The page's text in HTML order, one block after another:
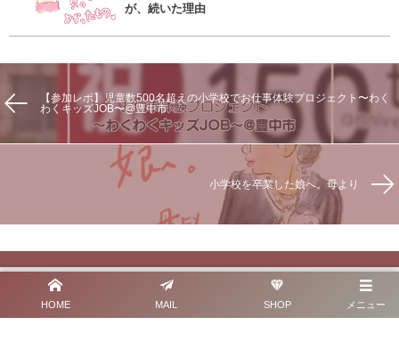
が、続いた理由
【参加レポ】児童数500名超えの小学校でお仕事体験プロジェクト〜わく
わくキッズJOB〜@豊中市
小学校を卒業した娘へ。母より
メニュー
HOME MAIL SHOP
ニュースレターを購読する